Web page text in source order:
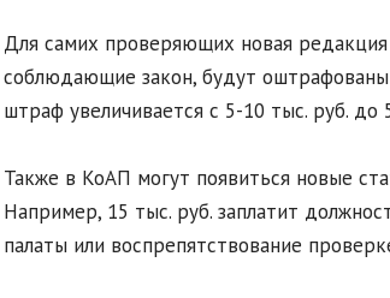
Для самих проверяющих новая
соблюдающие закон, будут оштрафованы
штраф увеличивается с 5-10 тыс. руб.
Также в КоАП могут появиться новые
Например, 15 тыс. руб. заплатит
палаты или воспрепятствование